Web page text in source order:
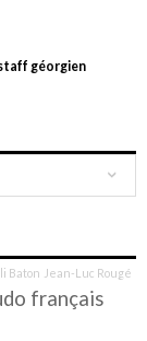
géorgien
Baton Jean-Luc Rougé
français